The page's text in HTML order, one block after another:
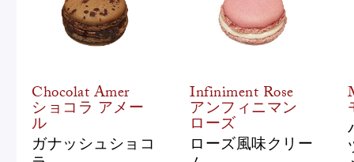
Chocolat Amer
ショコラ アメー
ル
ガナッシュショコ
Infiniment Rose
アンフィニマン
ローズ
ローズ風味クリー